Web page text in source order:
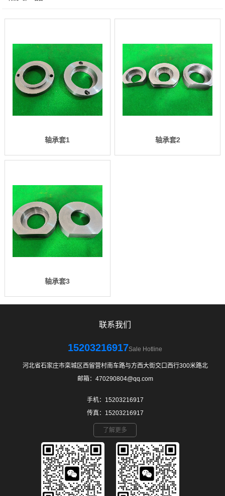
轴承套1 轴承套2
轴承套3
联系我们
15203216917Sale Hotline
河北省石家庄市栾城区西留营村南车路与方西大街交口西行300米路北
邮箱：470290804@qq.com
手机：15203216917
传真：15203216917
了解更多